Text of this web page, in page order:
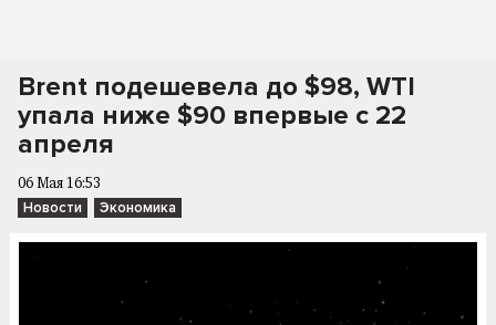
Brent подешевела до $98, WTI
упала ниже $90 впервые с 22
апреля
06 Мая 16:53
Новости Экономика